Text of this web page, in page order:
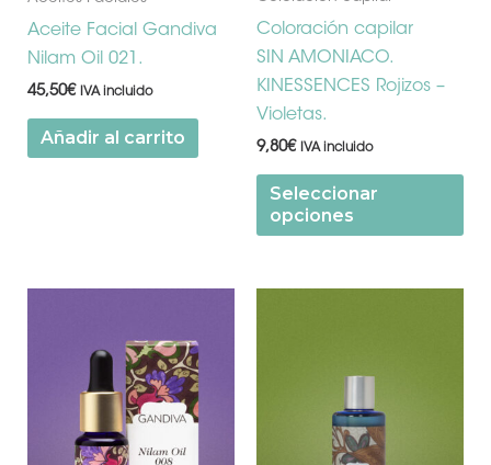
Aceite Facial Gandiva
Nilam Oil 021.
45,50€ IVA incluido
Añadir al carrito
Coloración capilar
SIN AMONIACO.
KINESSENCES Rojizos –
Violetas.
9,80€ IVA incluido
Seleccionar
opciones